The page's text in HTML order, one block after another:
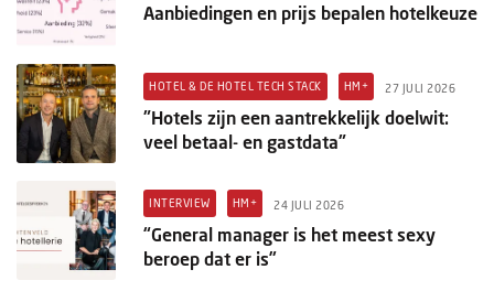
Aanbiedingen en prijs bepalen hotelkeuze
HOTEL & DE HOTEL TECH STACK HM+ 27 JULI 2026
"Hotels zijn een aantrekkelijk doelwit:
veel betaal- en gastdata"
INTERVIEW HM+ 24 JULI 2026
“General manager is het meest sexy
beroep dat er is”